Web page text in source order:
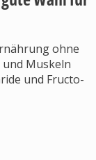
ohne
Muskeln
und Fructo-